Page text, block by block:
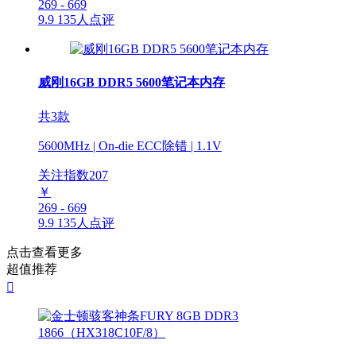
269 - 669
9.9 135人点评
威刚16GB DDR5 5600笔记本内存
共3款
5600MHz | On-die ECC除错 | 1.1V
关注指数207
￥
269 - 669
9.9 135人点评
点击查看更多
超值推荐
